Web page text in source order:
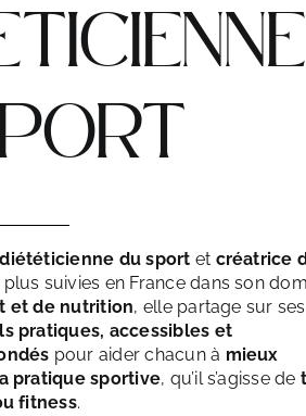
diététicienne du sport et créatrice
suivies en France dans son
et de nutrition, elle partage sur ses
pratiques, accessibles et
pour aider chacun à mieux
pratique sportive, qu’il s’agisse de
fitness.